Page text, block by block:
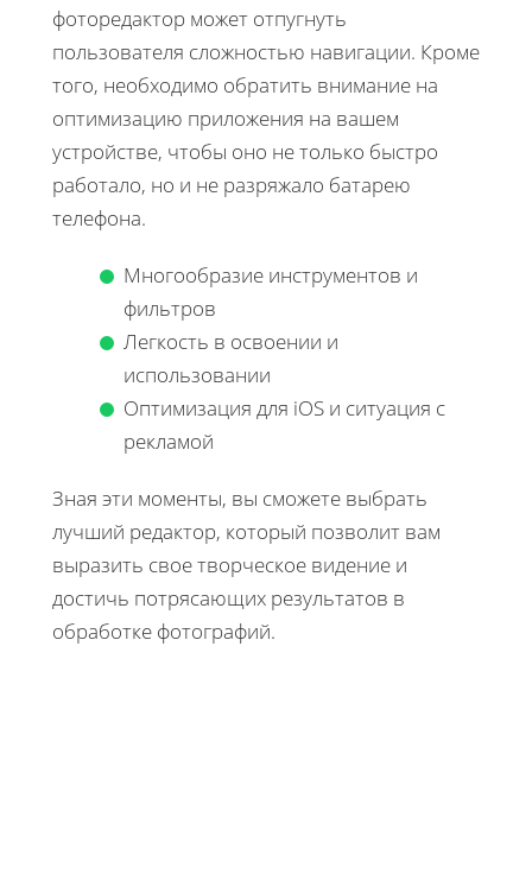
фоторедактор может отпугнуть
пользователя сложностью навигации. Кроме
того, необходимо обратить внимание на
оптимизацию приложения на вашем
устройстве, чтобы оно не только быстро
работало, но и не разряжало батарею
телефона.
Многообразие инструментов и
фильтров
Легкость в освоении и
использовании
Оптимизация для iOS и ситуация с
рекламой
Зная эти моменты, вы сможете выбрать
лучший редактор, который позволит вам
выразить свое творческое видение и
достичь потрясающих результатов в
обработке фотографий.